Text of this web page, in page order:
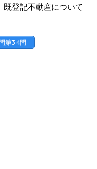
既登記不動産について
第34問